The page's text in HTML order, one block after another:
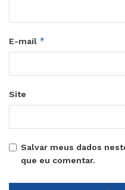
E-mail *
Site
Salvar meus dados
que eu comentar.